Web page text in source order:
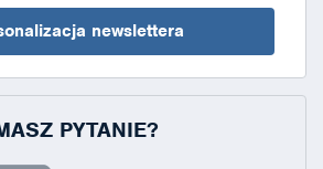
newslettera
PYTANIE?